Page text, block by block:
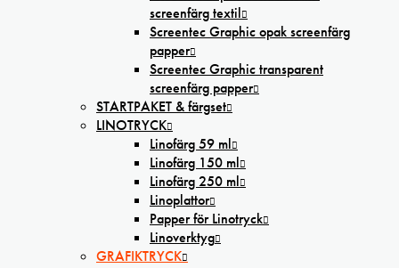
screenfärg textil
Screentec Graphic opak screenfärg
papper
Screentec Graphic transparent
screenfärg papper
STARTPAKET & färgset
LINOTRYCK
Linofärg 59 ml
Linofärg 150 ml
Linofärg 250 ml
Linoplattor
Papper för Linotryck
Linoverktyg
GRAFIKTRYCK